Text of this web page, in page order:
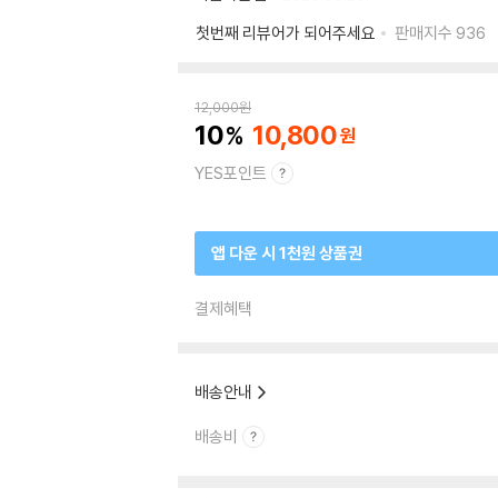
첫번째 리뷰어가 되어주세요
판매지수 936
12,000원
10 10,800
YES포인트
앱 다운 시 1천원 상품권
결제혜택
배송안내
배송비